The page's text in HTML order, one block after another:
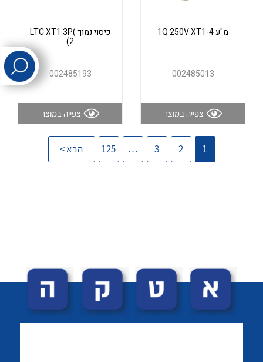
לכל מוצרי היצרן לכל מוצרי היצרן
לכל מוצרי היצרן לכל מוצרי היצרן
מ"ע 1Q 250V XT1-4
002485013
צפייה במוצר
כיסוי נמוך )LTC XT1 3P
(2
002485193
צפייה במוצר
1
2
3
…
125 הבא >